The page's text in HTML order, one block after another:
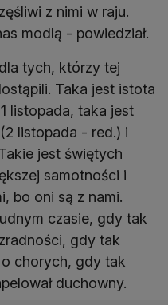
z nimi w raju.
modlą - powiedział.
tych, którzy tej
Taka jest istota
listopada, taka jest
listopada - red.) i
jest świętych
samotności i
bo oni są z nami.
czasie, gdy tak
gdy tak
chorych, gdy tak
duchowny.